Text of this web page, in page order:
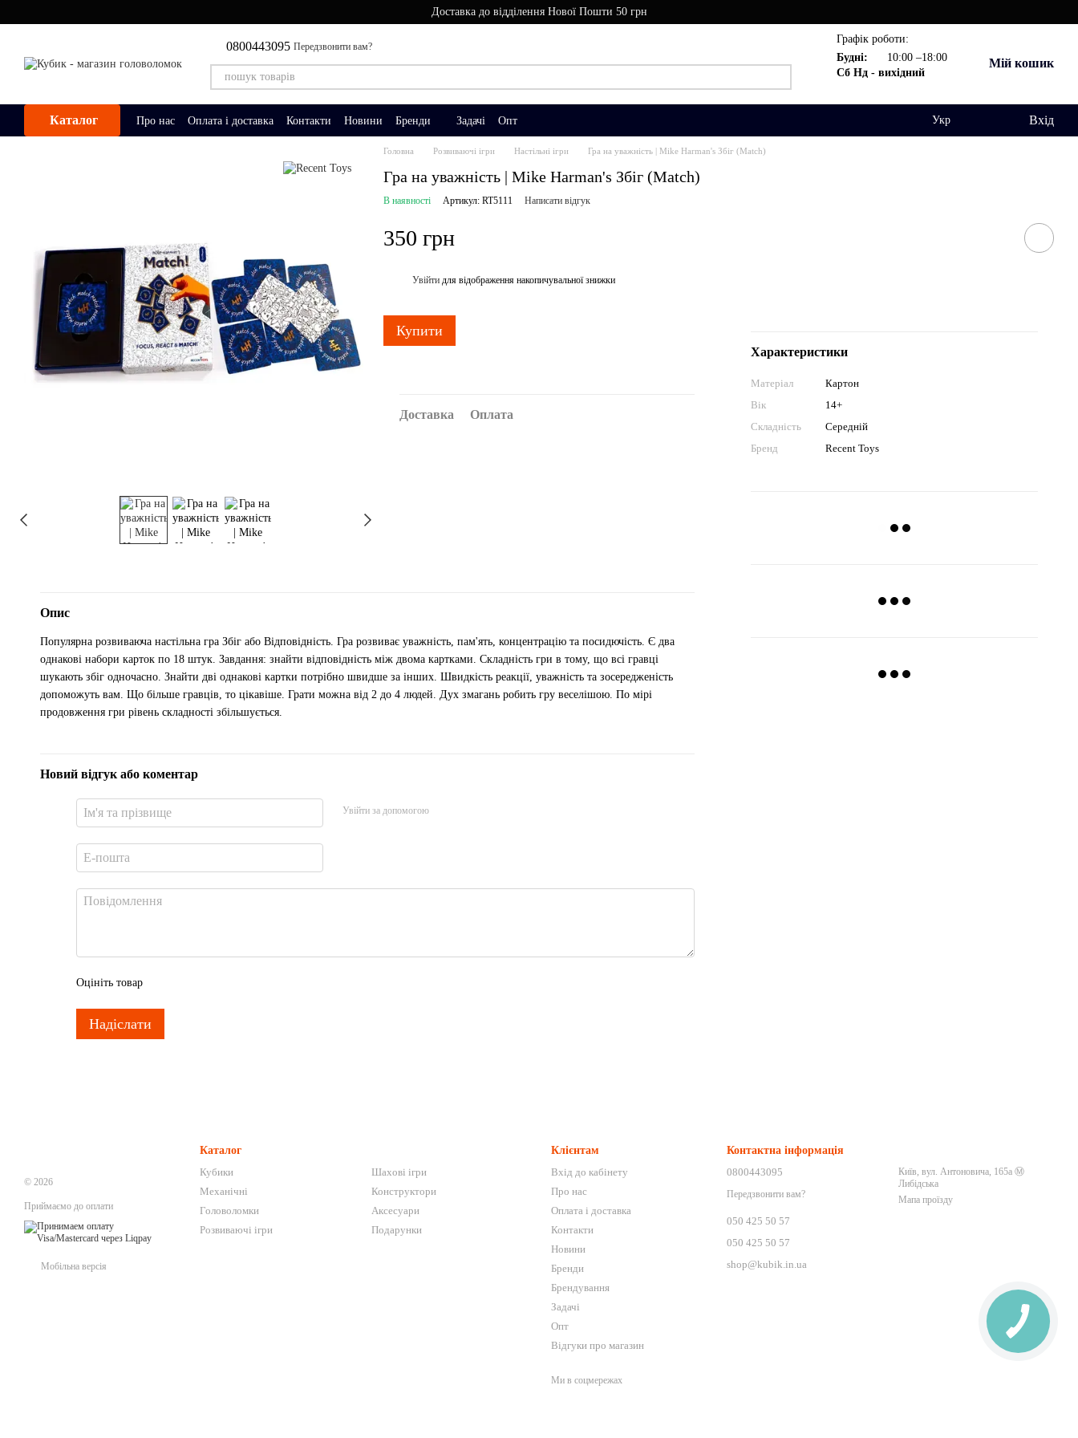
Доставка до відділення Нової Пошти 50 грн
0800443095 Передзвонити вам?
Графік роботи:
Будні:
10:00 –18:00
Сб Нд - вихідний
Мій кошик
Каталог Про нас Оплата і доставка Контакти Новини Бренди Задачі Опт Укр Вхід
Головна Розвиваючі ігри Настільні ігри Гра на уважність | Mike Harman's Збіг (Match)
Гра на уважність | Mike Harman's Збіг (Match)
В наявності Артикул: RT5111 Написати відгук
350 грн
Увійти для відображення накопичувальної знижки
Купити
Доставка Оплата
Характеристики
Матеріал
Картон
Вік
14+
Складність
Середній
Бренд
Recent Toys
Опис
Популярна розвиваюча настільна гра Збіг або Відповідність. Гра розвиває уважність, пам'ять, концентрацію та посидючість. Є два
однакові набори карток по 18 штук. Завдання: знайти відповідність між двома картками. Складність гри в тому, що всі гравці
шукають збіг одночасно. Знайти дві однакові картки потрібно швидше за інших. Швидкість реакції, уважність та зосередженість
допоможуть вам. Що більше гравців, то цікавіше. Грати можна від 2 до 4 людей. Дух змагань робить гру веселішою. По мірі
продовження гри рівень складності збільшується.
Новий відгук або коментар
Увійти за допомогою
Оцініть товар
Надіслати
© 2026
Приймаємо до оплати
Мобільна версія
Каталог
Кубики
Механічні
Головоломки
Розвиваючі ігри
Шахові ігри
Конструктори
Аксесуари
Подарунки
Клієнтам
Вхід до кабінету
Про нас
Оплата і доставка
Контакти
Новини
Бренди
Брендування
Задачі
Опт
Відгуки про магазин
Ми в соцмережах
Контактна інформація
0800443095
Передзвонити вам?
050 425 50 57
050 425 50 57
shop@kubik.in.ua
Київ, вул. Антоновича, 165а Ⓜ️
Либідська
Мапа проїзду